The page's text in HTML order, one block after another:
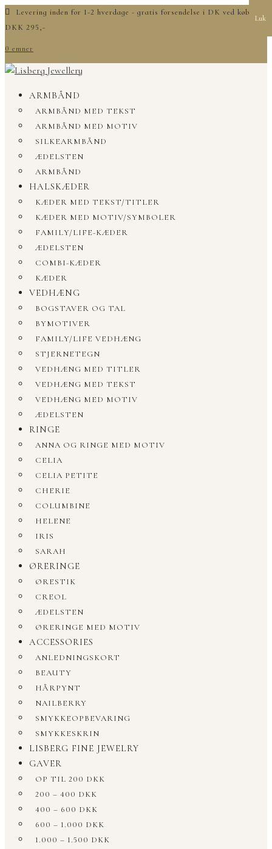
Levering inden for 1-2 hverdage - gratis forsendelse i DK ved køb over
DKK 295,-
0 emner
ARMBÅND
ARMBÅND MED TEKST
ARMBÅND MED MOTIV
SILKEARMBÅND
ÆDELSTEN
ARMBÅND
HALSKÆDER
KÆDER MED TEKST/TITLER
KÆDER MED MOTIV/SYMBOLER
FAMILY/LIFE-KÆDER
ÆDELSTEN
COMBI-KÆDER
KÆDER
VEDHÆNG
BOGSTAVER OG TAL
BYMOTIVER
FAMILY/LIFE VEDHÆNG
STJERNETEGN
VEDHÆNG MED TITLER
VEDHÆNG MED TEKST
VEDHÆNG MED MOTIV
ÆDELSTEN
RINGE
ANNA OG RINGE MED MOTIV
CELIA
CELIA PETITE
CHERIE
COLUMBINE
HELENE
IRIS
SARAH
ØRERINGE
ØRESTIK
CREOL
ÆDELSTEN
ØRERINGE MED MOTIV
ACCESSORIES
ANLEDNINGSKORT
BEAUTY
HÅRPYNT
NAILBERRY
SMYKKEOPBEVARING
SMYKKESKRIN
LISBERG FINE JEWELRY
GAVER
OP TIL 200 DKK
200 – 400 DKK
400 – 600 DKK
600 – 1.000 DKK
1.000 – 1.500 DKK
Luk